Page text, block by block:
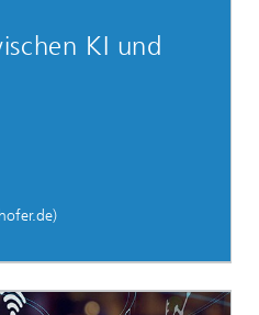
KI und